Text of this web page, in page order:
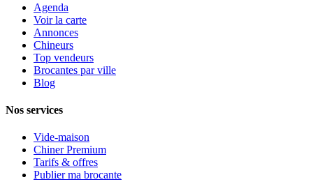
Agenda
Voir la carte
Annonces
Chineurs
Top vendeurs
Brocantes par ville
Blog
Nos services
Vide-maison
Chiner Premium
Tarifs & offres
Publier ma brocante